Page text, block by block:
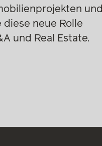
und
diese neue Rolle
und Real Estate.